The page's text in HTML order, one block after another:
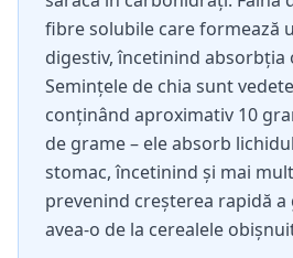
fibre solubile care formează
digestiv, încetinind
Semințele de chia sunt
conținând aproximativ 10
de grame – ele absorb
stomac, încetinind și mai
prevenind creșterea rapidă a
avea-o de la cerealele